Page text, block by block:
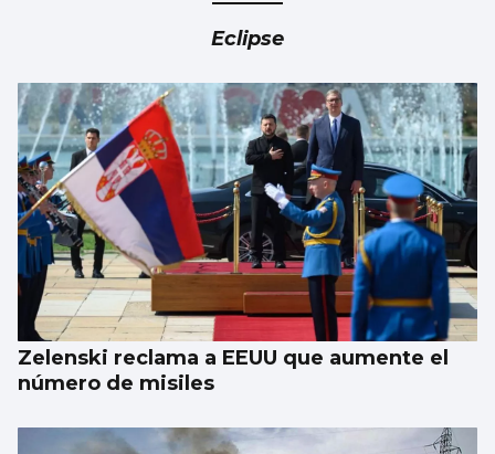
Eclipse
Zelenski reclama a EEUU que aumente el
número de misiles